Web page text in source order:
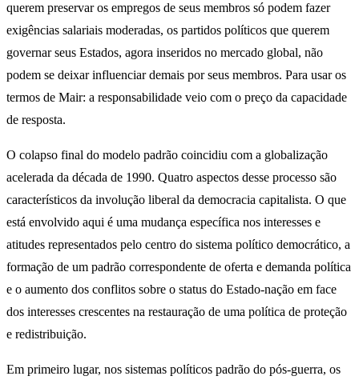
querem preservar os empregos de seus membros só podem fazer
exigências salariais moderadas, os partidos políticos que querem
governar seus Estados, agora inseridos no mercado global, não
podem se deixar influenciar demais por seus membros. Para usar os
termos de Mair: a responsabilidade veio com o preço da capacidade
de resposta.
O colapso final do modelo padrão coincidiu com a globalização
acelerada da década de 1990. Quatro aspectos desse processo são
característicos da involução liberal da democracia capitalista. O que
está envolvido aqui é uma mudança específica nos interesses e
atitudes representados pelo centro do sistema político democrático, a
formação de um padrão correspondente de oferta e demanda política
e o aumento dos conflitos sobre o status do Estado-nação em face
dos interesses crescentes na restauração de uma política de proteção
e redistribuição.
Em primeiro lugar, nos sistemas políticos padrão do pós-guerra, os